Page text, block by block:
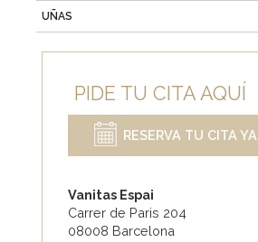
UÑAS
PIDE TU CITA AQUÍ
RESERVA TU CITA YA
Vanitas Espai
Carrer de Paris 204
08008 Barcelona